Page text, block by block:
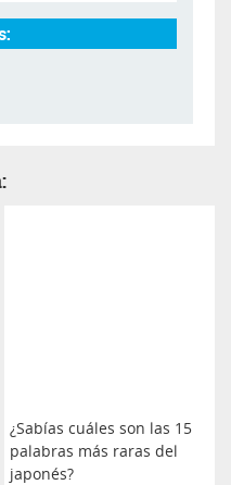
¿Sabías cuáles son las 15
palabras más raras del
japonés?